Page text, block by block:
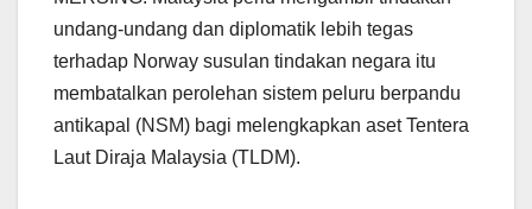
at
s
A
p
p
e
gr
a
m
c
e
b
o
o
ail ar
e
undang-undang dan diplomatik lebih tegas
terhadap Norway susulan tindakan negara itu
membatalkan perolehan sistem peluru berpandu
antikapal (NSM) bagi melengkapkan aset Tentera
Laut Diraja Malaysia (TLDM).